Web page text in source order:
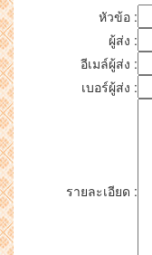
หัวข้อ :
ผู้ส่ง :
อีเมล์ผู้ส่ง :
เบอร์ผู้ส่ง :
รายละเอียด :